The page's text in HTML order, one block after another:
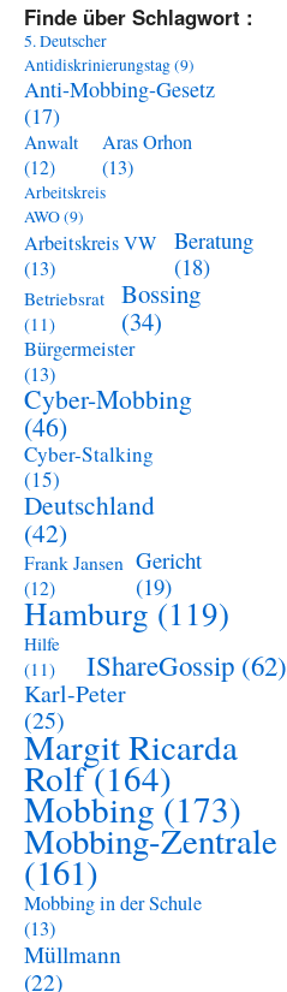
Finde über Schlagwort :
5. Deutscher
Antidiskrinierungstag(9)
Anti-Mobbing-Gesetz
(17)
Anwalt
(12)
Aras Orhon
(13)
Arbeitskreis
AWO(9)
Arbeitskreis VW
(13)
Beratung
(18)
Betriebsrat
(11)
Bossing
(34)
Bürgermeister
(13)
Cyber-Mobbing
(46)
Cyber-Stalking
(15)
Deutschland
(42)
Frank Jansen
(12)
Gericht
(19)
Hamburg (119)
Hilfe
(11)
IShareGossip (62)
Karl-Peter
(25)
Margit Ricarda
Rolf(164)
Mobbing(173)
Mobbing-Zentrale
(161)
Mobbing in der Schule
(13)
Müllmann
(22)